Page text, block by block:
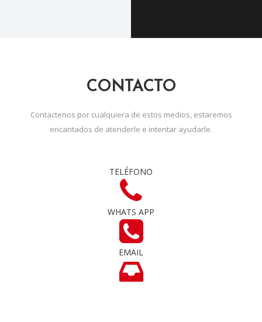
CONTACTO
Contactenos por cualquiera de estos medios, estaremos
encantados de atenderle e intentar ayudarle.
TELÉFONO
WHATS APP
EMAIL